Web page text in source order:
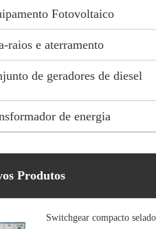
Fotovoltaico
raios e aterramento
de geradores de diesel
de energia
Produtos
Switchgear compacto selado